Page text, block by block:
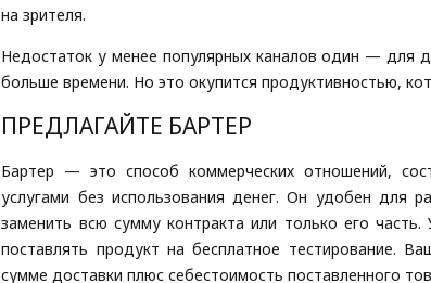
на зрителя.
Недостаток у менее популярных каналов один — для
больше времени. Но это окупится продуктивностью,
ПРЕДЛАГАЙТЕ БАРТЕР
Бартер — это способ коммерческих отношений,
услугами без использования денег. Он удобен для
заменить всю сумму контракта или только его
поставлять продукт на бесплатное тестирование.
сумме доставки плюс себестоимость поставленного